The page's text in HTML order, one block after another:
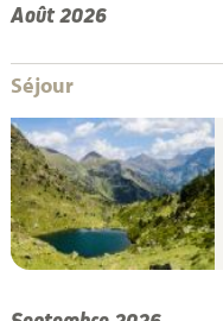
Août 2026
Séjour